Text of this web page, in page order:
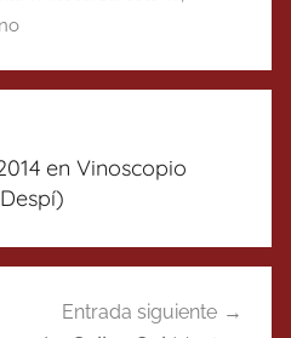
en Vinoscopio
Entrada siguiente